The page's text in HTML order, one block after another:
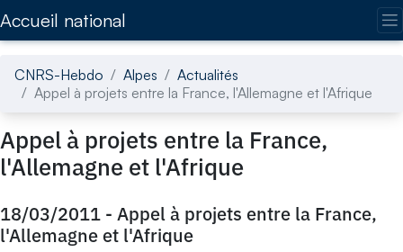
Accueil national
CNRS-Hebdo Alpes
Actualités
Appel à projets entre la France, l'Allemagne et l'Afrique
Appel à projets entre la France,
l'Allemagne et l'Afrique
18/03/2011 - Appel à projets entre la France,
l'Allemagne et l'Afrique